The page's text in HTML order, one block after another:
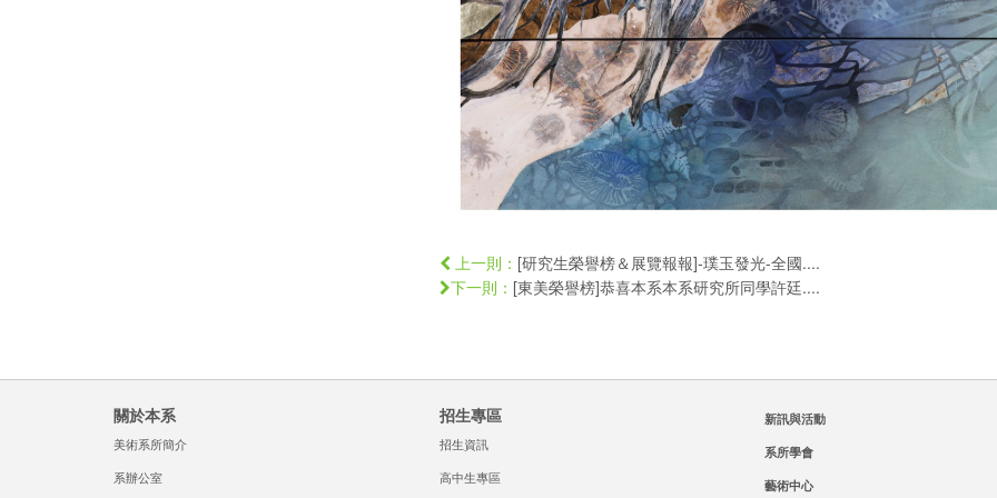
上一則： [研究生榮譽榜＆展覽報報]-璞玉發光-全國....
下一則： [東美榮譽榜]恭喜本系本系研究所同學許廷....
關於本系
美術系所簡介
系辦公室
招生專區
招生資訊
高中生專區
新訊與活動
系所學會
藝術中心